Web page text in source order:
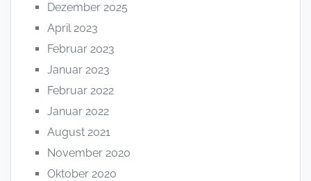
Dezember 2025
April 2023
Februar 2023
Januar 2023
Februar 2022
Januar 2022
August 2021
November 2020
Oktober 2020